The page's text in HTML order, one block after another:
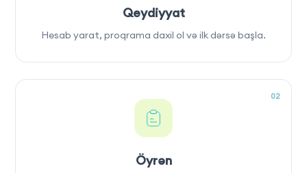
Qeydiyyat
Hesab yarat, proqrama daxil ol və ilk dərsə başla.
02
Öyrən